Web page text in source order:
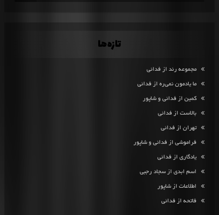
تازه‌ها
مجموعه رند از فدائی
ما یادمون نمی‌ره از فدائی
کمین از فدائی و شاپور
بالاست از فدائی
تهران از فدائی
فراموشی از فدائی و شاپور
یادگاری از فدائی
اسم ابدی از سجاد رجبی
اطلاعات از شاپور
فاتحه از فدائی